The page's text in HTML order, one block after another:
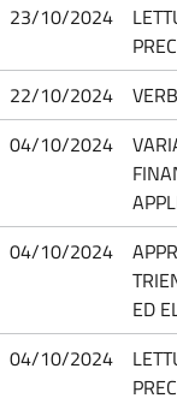
23/10/2024
22/10/2024
04/10/2024
04/10/2024
ED
04/10/2024